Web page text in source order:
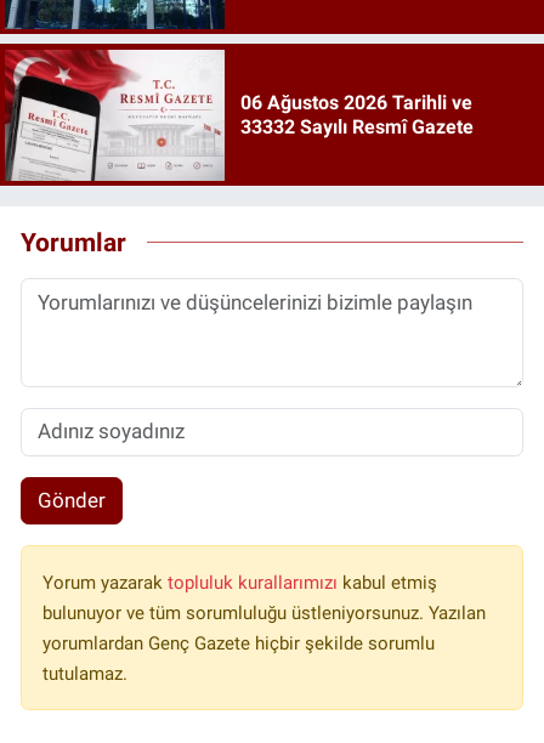
06 Ağustos 2026 Tarihli ve
33332 Sayılı Resmî Gazete
Yorumlar
Gönder
Yorum yazarak topluluk kurallarımızı kabul etmiş
bulunuyor ve tüm sorumluluğu üstleniyorsunuz. Yazılan
yorumlardan Genç Gazete hiçbir şekilde sorumlu
tutulamaz.